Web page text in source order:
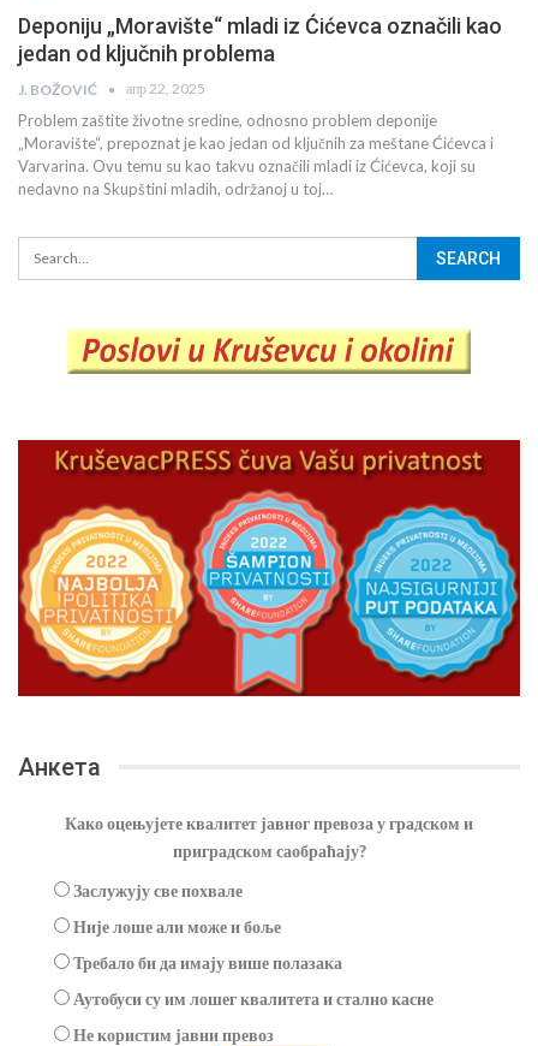
Deponiju „Moravište“ mladi iz Ćićevca označili kao
jedan od ključnih problema
J. BOŽOVIĆ апр 22, 2025
Problem zaštite životne sredine, odnosno problem deponije
„Moravište“, prepoznat je kao jedan od ključnih za meštane Ćićevca i
Varvarina. Ovu temu su kao takvu označili mladi iz Ćićevca, koji su
nedavno na Skupštini mladih, održanoj u toj…
Анкета
Како оцењујете квалитет јавног превоза у градском и
приградском саобраћају?
Заслужују све похвале
Није лоше али може и боље
Требало би да имају више полазака
Аутобуси су им лошег квалитета и стално касне
Не користим јавни превоз